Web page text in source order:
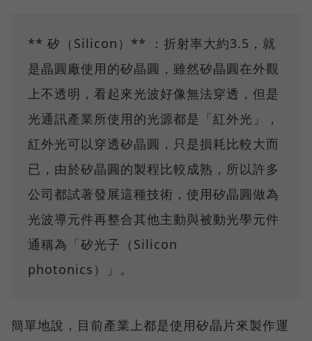
** 矽（Silicon）** ：折射率大約3.5，就
是晶圓廠使用的矽晶圓，雖然矽晶圓在外觀
上不透明，看起來光波好像無法穿透，但是
光通訊產業所使用的光源都是「紅外光」，
紅外光可以穿透矽晶圓，只是損耗比較大而
已，由於矽晶圓的製程比較成熟，所以許多
公司都試著發展這種技術，使用矽晶圓做為
光波導元件再整合其他主動與被動光學元件
通稱為「矽光子（Silicon
photonics）」。
簡單地說，目前產業上都是使用矽晶片來製作運